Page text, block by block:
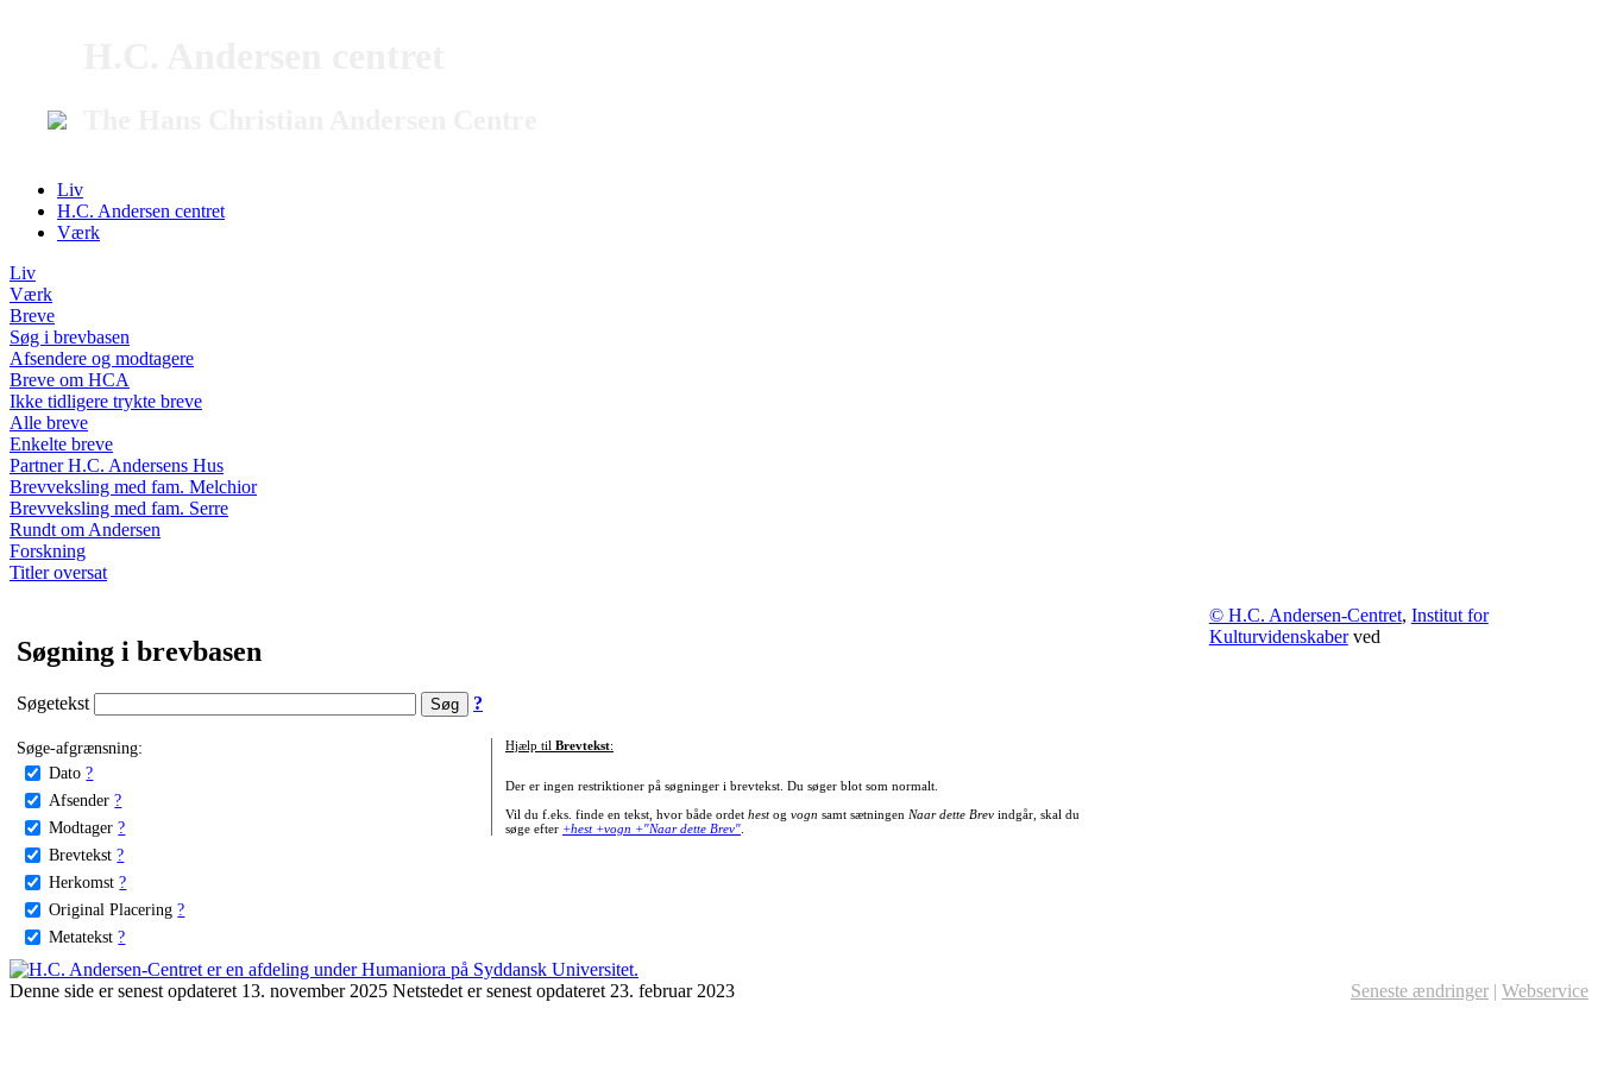
Liv
H.C. Andersen centret
Værk
Liv
Værk
Breve
Søg i brevbasen
Afsendere og modtagere
Breve om HCA
Ikke tidligere trykte breve
Alle breve
Enkelte breve
Partner H.C. Andersens Hus
Brevveksling med fam. Melchior
Brevveksling med fam. Serre
Rundt om Andersen
Forskning
Titler oversat
Søgning i brevbasen
Søgetekst ?
Søge-afgrænsning:
Dato ?
Afsender ?
Modtager ?
Brevtekst ?
Herkomst ?
Original Placering ?
Metatekst ?
Hjælp til Brevtekst:
Der er ingen restriktioner på søgninger i brevtekst. Du søger blot som normalt.
Vil du f.eks. finde en tekst, hvor både ordet hestog vogn samt sætningen Naar dette Brevindgår, skal du
søge efter +hest +vogn +"Naar dette Brev".
© H.C. Andersen-Centret, Institut for
Kulturvidenskaberved
Denne side er senest opdateret 13. november 2025 Netstedet er senest opdateret 23. februar 2023 Seneste ændringer | Webservice